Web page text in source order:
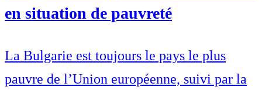
en situation de pauvreté
La Bulgarie est toujours le pays le plus
pauvre de l’Union européenne, suivi par la